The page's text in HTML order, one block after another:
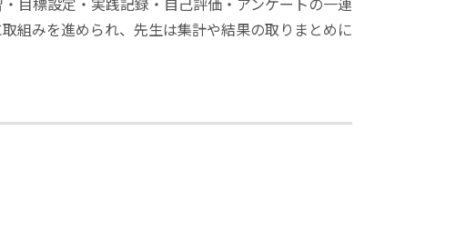
組みを進められ、先生は集計や結果の取りまとめに